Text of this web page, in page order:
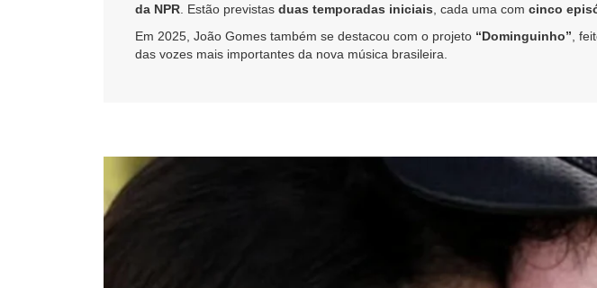
da NPR. Estão previstas duas temporadas iniciais, cada uma com cinco
Em 2025, João Gomes também se destacou com o projeto “Dominguinho” ,
das vozes mais importantes da nova música brasileira.